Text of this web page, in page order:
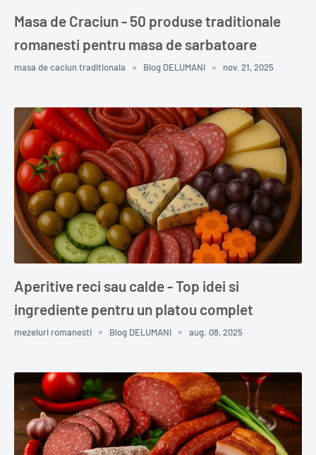
Masa de Craciun - 50 produse traditionale
romanesti pentru masa de sarbatoare
masa de caciun traditionala Blog DELUMANI nov. 21, 2025
Aperitive reci sau calde - Top idei si
ingrediente pentru un platou complet
mezeluri romanesti Blog DELUMANI aug. 08, 2025